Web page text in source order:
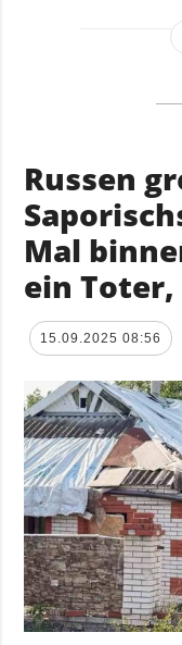
Russen
Mal
ein
15.09.2025 08:56